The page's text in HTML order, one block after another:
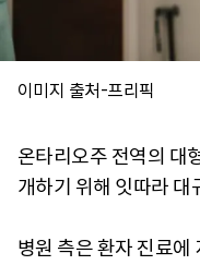
이미지 출처-프리픽
온타리오주 전역의 대
개하기 위해 잇따라 대
병원 측은 환자 진료에